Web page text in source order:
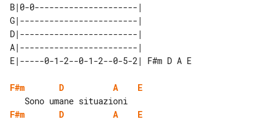
B|0-0---------------------|
G|------------------------|
D|------------------------|
A|------------------------|
F#m D A
E
F#m
D A
E